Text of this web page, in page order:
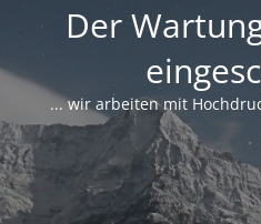
Der
... wir arbeiten mit